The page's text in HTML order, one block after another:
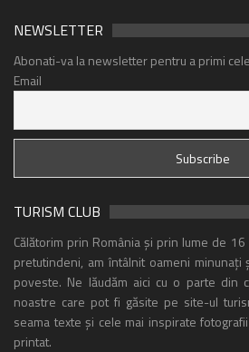
NEWSLETTER
Abonati-va la newsletter pentru a primi
Email
TURISM CLUB
Călătorim prin România și prin lume de
pretutindeni, am întâlnit oameni
poveste. Ne lăudăm aici cu o parte din
noastre care pot fi găsite pe site-ul
seama texte și cele mai inspirate
printat.